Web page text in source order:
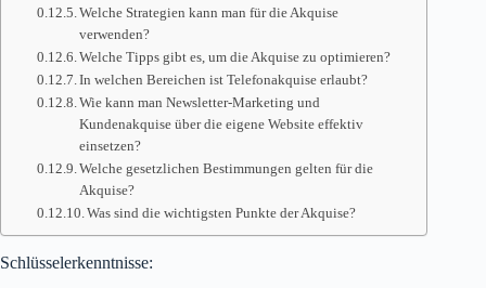
Welche Strategien kann man für die Akquise
verwenden?
Welche Tipps gibt es, um die Akquise zu optimieren?
In welchen Bereichen ist Telefonakquise erlaubt?
Wie kann man Newsletter-Marketing und
Kundenakquise über die eigene Website effektiv
einsetzen?
Welche gesetzlichen Bestimmungen gelten für die
Akquise?
Was sind die wichtigsten Punkte der Akquise?
Schlüsselerkenntnisse: